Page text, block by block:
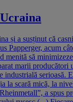
și a susținut că
Papperger, acum
să
marii producători
serioasă.
la scară mică, la
a spus